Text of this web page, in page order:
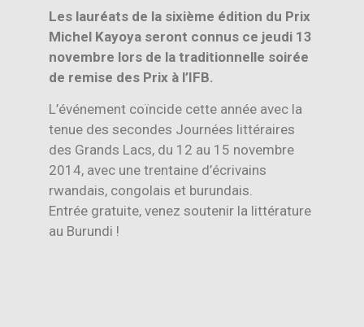
Les lauréats de la sixième édition du Prix
Michel Kayoya seront connus ce jeudi 13
novembre lors de la traditionnelle soirée
de remise des Prix à l’IFB.
L’événement coïncide cette année avec la
tenue des secondes Journées littéraires
des Grands Lacs, du 12 au 15 novembre
2014, avec une trentaine d’écrivains
rwandais, congolais et burundais.
Entrée gratuite, venez soutenir la littérature
au Burundi !